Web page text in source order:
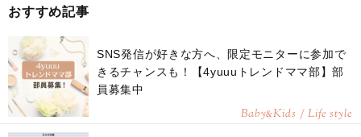
おすすめ記事
SNS発信が好きな方へ、限定モニターに参加で
きるチャンスも！【4yuuuトレンドママ部】部
員募集中
Baby&Kids / Life style